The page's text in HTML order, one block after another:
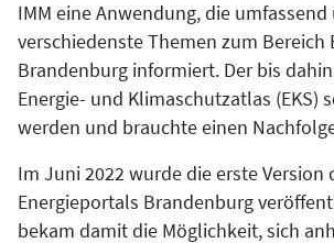
IMM eine Anwendung, die umfassend
verschiedenste Themen zum Bereich
Brandenburg informiert. Der bis
Energie- und Klimaschutzatlas (EKS)
werden und brauchte einen
Im Juni 2022 wurde die erste Version
Energieportals Brandenburg
bekam damit die Möglichkeit, sich